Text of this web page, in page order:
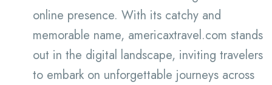
online presence. With its catchy and
memorable name, americaxtravel.com stands
out in the digital landscape, inviting travelers
to embark on unforgettable journeys across